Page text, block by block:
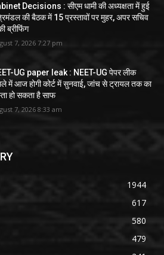
Decisions : सीएम धामी की अध्यक्षता में हुई
की बैठक में 15 प्रस्तावों पर मुहर, अपर सचिव
ब्रीफिंग
7, 2026 7:27 pm
UG paper leak : NEET-UG पेपर लीक
में आज होगी कोर्ट में सुनवाई, जांच से ट्रायल तक का
हो सकता है साफ
7, 2026 8:33 am
1944
617
580
479